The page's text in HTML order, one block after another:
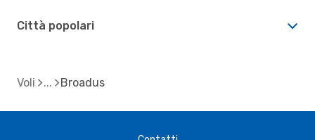
Città popolari
Voli Broadus